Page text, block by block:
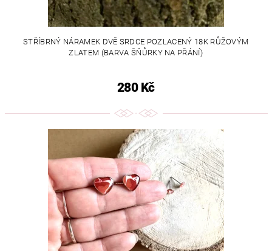
STŘÍBRNÝ NÁRAMEK DVĚ SRDCE POZLACENÝ 18K RŮŽOVÝM
ZLATEM (BARVA ŠŇŮRKY NA PŘÁNÍ)
280 Kč